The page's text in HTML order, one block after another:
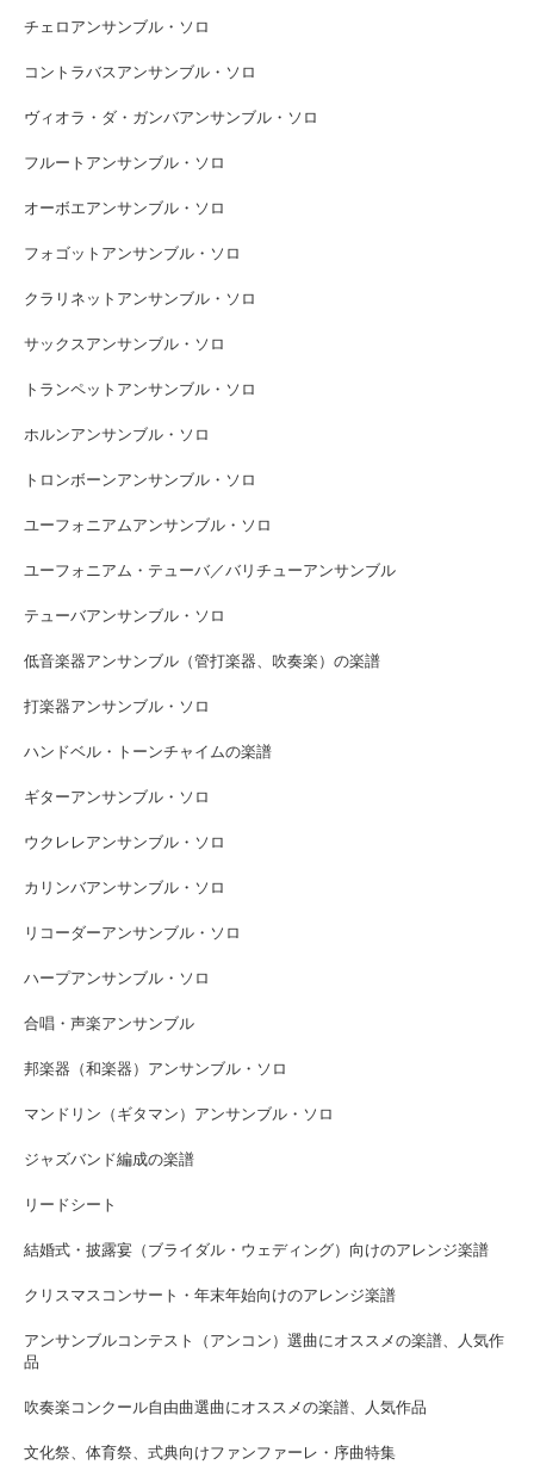
チェロアンサンブル・ソロ
コントラバスアンサンブル・ソロ
ヴィオラ・ダ・ガンバアンサンブル・ソロ
フルートアンサンブル・ソロ
オーボエアンサンブル・ソロ
フォゴットアンサンブル・ソロ
クラリネットアンサンブル・ソロ
サックスアンサンブル・ソロ
トランペットアンサンブル・ソロ
ホルンアンサンブル・ソロ
トロンボーンアンサンブル・ソロ
ユーフォニアムアンサンブル・ソロ
ユーフォニアム・テューバ／バリチューアンサンブル
テューバアンサンブル・ソロ
低音楽器アンサンブル（管打楽器、吹奏楽）の楽譜
打楽器アンサンブル・ソロ
ハンドベル・トーンチャイムの楽譜
ギターアンサンブル・ソロ
ウクレレアンサンブル・ソロ
カリンバアンサンブル・ソロ
リコーダーアンサンブル・ソロ
ハープアンサンブル・ソロ
合唱・声楽アンサンブル
邦楽器（和楽器）アンサンブル・ソロ
マンドリン（ギタマン）アンサンブル・ソロ
ジャズバンド編成の楽譜
リードシート
結婚式・披露宴（ブライダル・ウェディング）向けのアレンジ楽譜
クリスマスコンサート・年末年始向けのアレンジ楽譜
アンサンブルコンテスト（アンコン）選曲にオススメの楽譜、人気作
品
吹奏楽コンクール自由曲選曲にオススメの楽譜、人気作品
文化祭、体育祭、式典向けファンファーレ・序曲特集